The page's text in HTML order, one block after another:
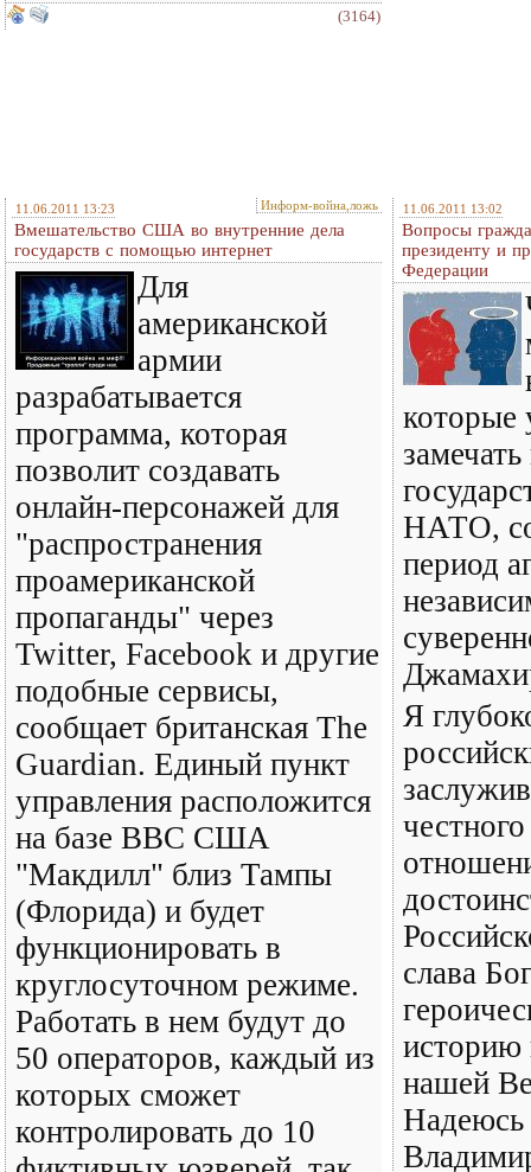
(3164)
11.06.2011 13:23 Информ-война,ложь
Вмешательство США во внутренние дела
государств с помощью интернет
Для
американской
армии
разрабатывается
программа, которая
позволит создавать
онлайн-персонажей для
"распространения
проамериканской
пропаганды" через
Twitter, Facebook и другие
подобные сервисы,
сообщает британская The
Guardian. Единый пункт
управления расположится
на базе ВВС США
"Макдилл" близ Тампы
(Флорида) и будет
функционировать в
круглосуточном режиме.
Работать в нем будут до
50 операторов, каждый из
которых сможет
контролировать до 10
11.06.2011 13:02
Вопросы
президенту и
Федерации
которые
НАТО,
период
Я
слава
историю
нашей